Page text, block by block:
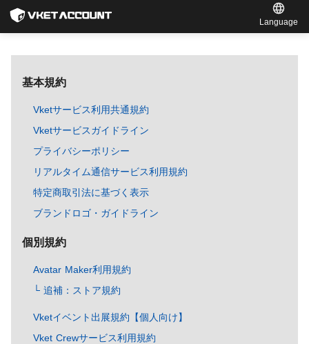
Language
基本規約
Vketサービス利用共通規約
Vketサービスガイドライン
プライバシーポリシー
リアルタイム通信サービス利用規約
特定商取引法に基づく表示
ブランドロゴ・ガイドライン
個別規約
Avatar Maker利用規約
└ 追補：ストア規約
Vketイベント出展規約【個人向け】
Vket Crewサービス利用規約